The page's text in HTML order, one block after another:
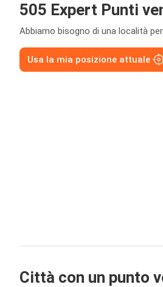
505 Expert Punti
Abbiamo bisogno di una località
Usa la mia posizione attuale
Città con un punto